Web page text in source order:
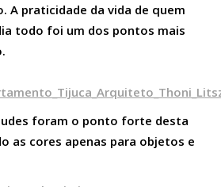
A praticidade da vida de quem
todo foi um dos pontos mais
foram o ponto forte desta
as cores apenas para objetos e